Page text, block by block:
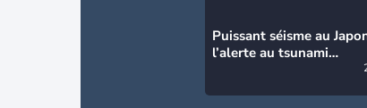
Puissant séisme au
l’alerte au tsunami